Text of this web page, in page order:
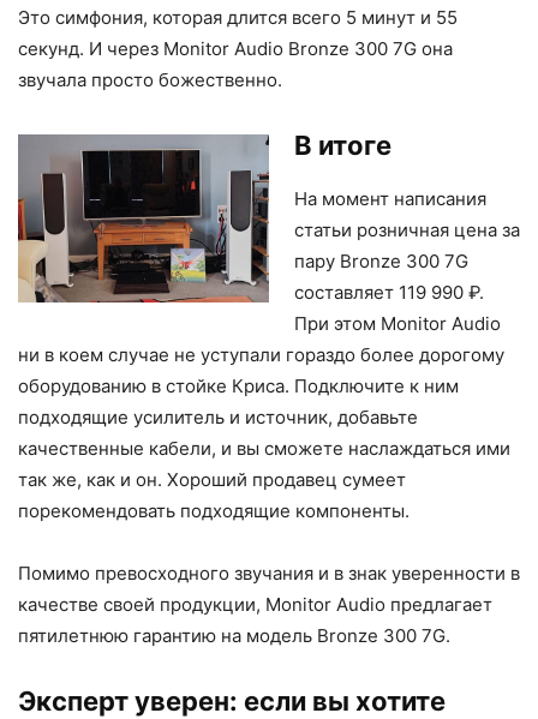
Это симфония, которая длится всего 5 минут и 55
секунд. И через Monitor Audio Bronze 300 7G она
звучала просто божественно.
В итоге
На момент написания
статьи розничная цена за
пару Bronze 300 7G
составляет 119 990 ₽.
При этом Monitor Audio
ни в коем случае не уступали гораздо более дорогому
оборудованию в стойке Криса. Подключите к ним
подходящие усилитель и источник, добавьте
качественные кабели, и вы сможете наслаждаться ими
так же, как и он. Хороший продавец сумеет
порекомендовать подходящие компоненты.
Помимо превосходного звучания и в знак уверенности в
качестве своей продукции, Monitor Audio предлагает
пятилетнюю гарантию на модель Bronze 300 7G.
Эксперт уверен: если вы хотите